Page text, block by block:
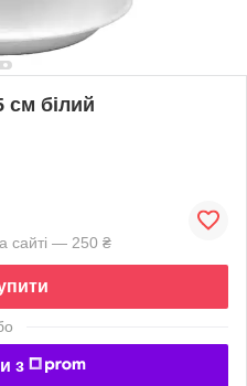
см білий
сайті — 250 ₴
з